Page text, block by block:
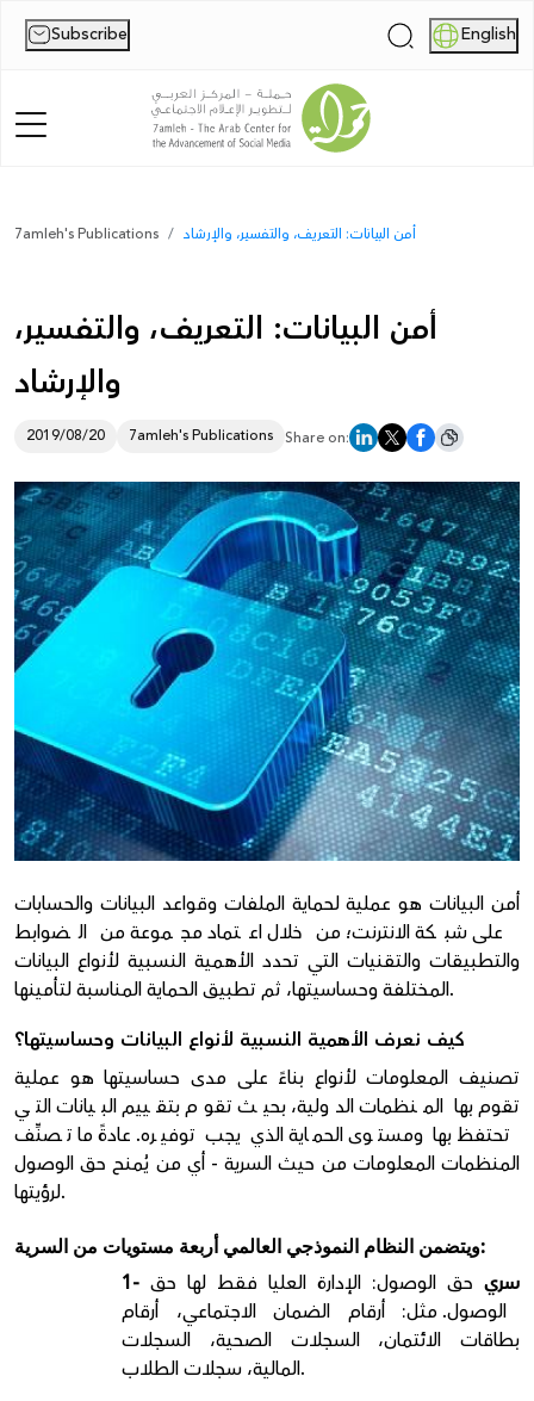
Subscribe | English
Home
News
Publications
Reports
Report
Donate
7amleh's Publications أمن البيانات: التعريف، والتفسير، والإرشاد
أمن البيانات: التعريف، والتفسير،
والإرشاد
2019/08/20 7amleh's Publications Share on:
أمن البيانات هو عملية لحماية الملفات وقواعد البيانات والحسابات
على شبكة الانترنت؛ من خلال اعتماد مجموعة من الضوابط
والتطبيقات والتقنيات التي تحدد الأهمية النسبية لأنواع البيانات
المختلفة وحساسيتها، ثم تطبيق الحماية المناسبة لتأمينها.
كيف نعرف الأهمية النسبية لأنواع البيانات وحساسيتها؟
تصنيف المعلومات لأنواع بناءً على مدى حساسيتها هو عملية
تقوم بها المنظمات الدولية، بحيث تقوم بتقييم البيانات التي
تحتفظ بها ومستوى الحماية الذي يجب توفيره. عادةً ما تصنِّف
المنظمات المعلومات من حيث السرية - أي من يُمنح حق الوصول
لرؤيتها.
ويتضمن النظام النموذجي العالمي أربعة مستويات من السرية:
1- سري حق الوصول: الإدارة العليا فقط لها حق
الوصول. مثل: أرقام الضمان الاجتماعي، أرقام
بطاقات الائتمان، السجلات الصحية، السجلات
المالية، سجلات الطلاب.